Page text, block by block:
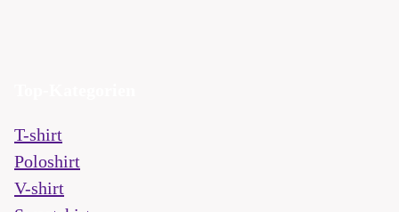
T-shirt
Poloshirt
V-shirt